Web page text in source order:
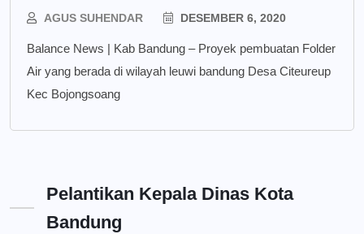
AGUS SUHENDAR DESEMBER 6, 2020
Balance News | Kab Bandung – Proyek pembuatan Folder
Air yang berada di wilayah leuwi bandung Desa Citeureup
Kec Bojongsoang
Pelantikan Kepala Dinas Kota
Bandung